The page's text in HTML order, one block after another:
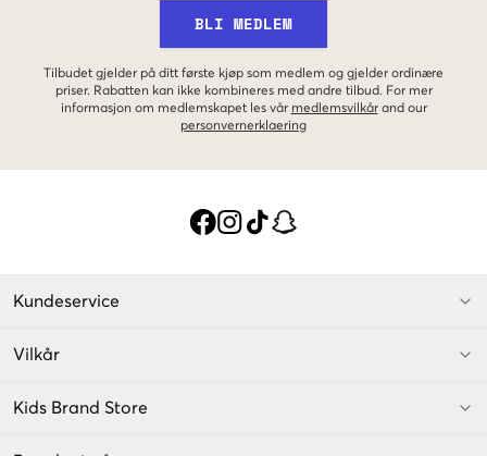
BLI MEDLEM
Tilbudet gjelder på ditt første kjøp som medlem og gjelder ordinære
priser. Rabatten kan ikke kombineres med andre tilbud. For mer
informasjon om medlemskapet les vår medlemsvilkår and our
personvernerklaering
Kundeservice
Vilkår
Kids Brand Store